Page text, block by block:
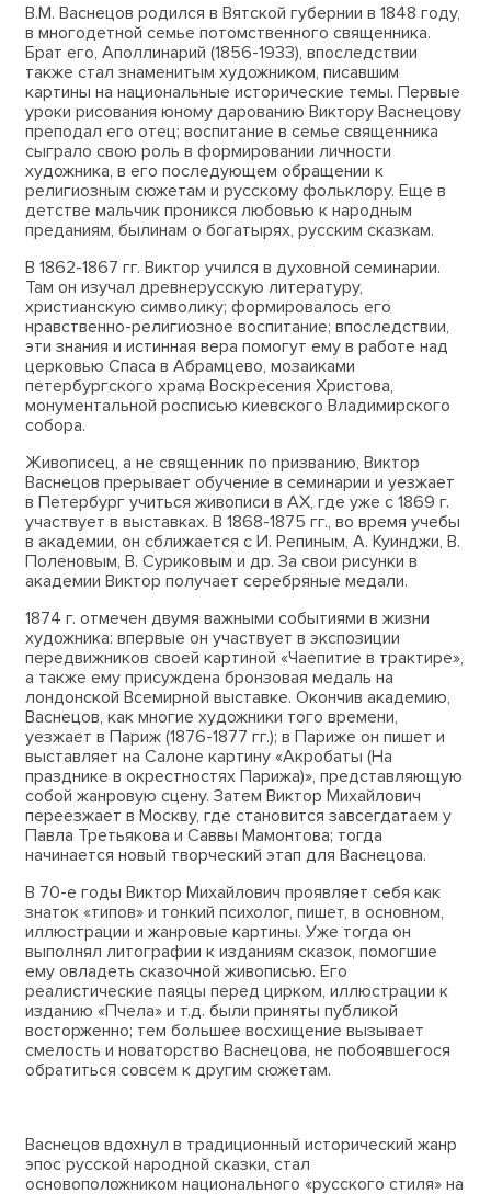
В.М. Васнецов родился в Вятской губернии в 1848 году,
в многодетной семье потомственного священника.
Брат его, Аполлинарий (1856-1933), впоследствии
также стал знаменитым художником, писавшим
картины на национальные исторические темы. Первые
уроки рисования юному дарованию Виктору Васнецову
преподал его отец; воспитание в семье священника
сыграло свою роль в формировании личности
художника, в его последующем обращении к
религиозным сюжетам и русскому фольклору. Еще в
детстве мальчик проникся любовью к народным
преданиям, былинам о богатырях, русским сказкам.
В 1862-1867 гг. Виктор учился в духовной семинарии.
Там он изучал древнерусскую литературу,
христианскую символику; формировалось его
нравственно-религиозное воспитание; впоследствии,
эти знания и истинная вера помогут ему в работе над
церковью Спаса в Абрамцево, мозаиками
петербургского храма Воскресения Христова,
монументальной росписью киевского Владимирского
собора.
Живописец, а не священник по призванию, Виктор
Васнецов прерывает обучение в семинарии и уезжает
в Петербург учиться живописи в АХ, где уже с 1869 г.
участвует в выставках. В 1868-1875 гг., во время учебы
в академии, он сближается с И. Репиным, А. Куинджи, В.
Поленовым, В. Суриковым и др. За свои рисунки в
академии Виктор получает серебряные медали.
1874 г. отмечен двумя важными событиями в жизни
художника: впервые он участвует в экспозиции
передвижников своей картиной «Чаепитие в трактире»,
а также ему присуждена бронзовая медаль на
лондонской Всемирной выставке. Окончив академию,
Васнецов, как многие художники того времени,
уезжает в Париж (1876-1877 гг.); в Париже он пишет и
выставляет на Салоне картину «Акробаты (На
празднике в окрестностях Парижа)», представляющую
собой жанровую сцену. Затем Виктор Михайлович
переезжает в Москву, где становится завсегдатаем у
Павла Третьякова и Саввы Мамонтова; тогда
начинается новый творческий этап для Васнецова.
В 70-е годы Виктор Михайлович проявляет себя как
знаток «типов» и тонкий психолог, пишет, в основном,
иллюстрации и жанровые картины. Уже тогда он
выполнял литографии к изданиям сказок, помогшие
ему овладеть сказочной живописью. Его
реалистические паяцы перед цирком, иллюстрации к
изданию «Пчела» и т.д. были приняты публикой
восторженно; тем большее восхищение вызывает
смелость и новаторство Васнецова, не побоявшегося
обратиться совсем к другим сюжетам.
Васнецов вдохнул в традиционный исторический жанр
эпос русской народной сказки, стал
основоположником национального «русского стиля» на